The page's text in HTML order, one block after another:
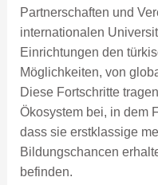
Partnerschaften und
internationalen
Einrichtungen den
Möglichkeiten, von
Diese Fortschritte
Ökosystem bei, in dem
dass sie erstklassige
Bildungschancen
befinden.